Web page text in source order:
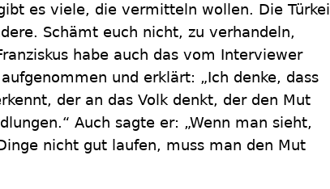
es viele, die vermitteln wollen. Die Türkei
Schämt euch nicht, zu verhandeln,
habe auch das vom Interviewer
und erklärt: „Ich denke, dass
der an das Volk denkt, der den Mut
Auch sagte er: „Wenn man sieht,
nicht gut laufen, muss man den Mut